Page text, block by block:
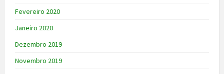
Fevereiro 2020
Janeiro 2020
Dezembro 2019
Novembro 2019